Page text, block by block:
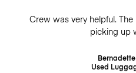
Crew was very helpful.
picking up
Used